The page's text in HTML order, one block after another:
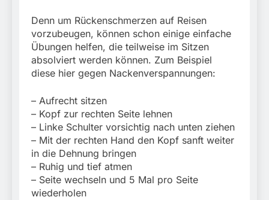
Denn um Rückenschmerzen auf Reisen
vorzubeugen, können schon einige einfache
Übungen helfen, die teilweise im Sitzen
absolviert werden können. Zum Beispiel
diese hier gegen Nackenverspannungen:
– Aufrecht sitzen
– Kopf zur rechten Seite lehnen
– Linke Schulter vorsichtig nach unten ziehen
– Mit der rechten Hand den Kopf sanft weiter
in die Dehnung bringen
– Ruhig und tief atmen
– Seite wechseln und 5 Mal pro Seite
wiederholen